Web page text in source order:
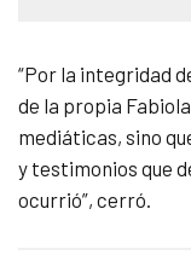
“Por la integridad
de la propia
mediáticas, sino
y testimonios que
ocurrió”, cerró.